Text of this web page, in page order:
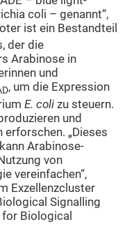
coli – genannt“,
ist ein Bestandteil
der die
Arabinose in
und
, um die Expression
E. coli zu steuern.
und
„Dieses
Arabinose-
von
vereinfachen“,
Exzellenzcluster
Signalling
Biological